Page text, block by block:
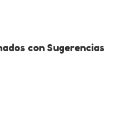
con Sugerencias